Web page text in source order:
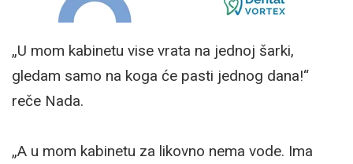
„U mom kabinetu vise vrata na jednoj šarki,
gledam samo na koga će pasti jednog dana!“
reče Nada.
„A u mom kabinetu za likovno nema vode. Ima